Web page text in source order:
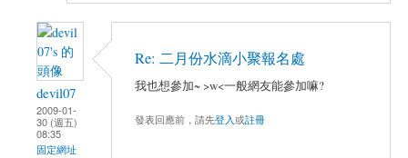
devil07
2009-01-
30 (週五)
08:35
固定網址
Re: 二月份水滴小聚報名處
我也想參加~ >w<一般網友能參加嘛?
發表回應前，請先登入或註冊